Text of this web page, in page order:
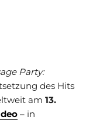
Party:
des Hits
am 13.
– in